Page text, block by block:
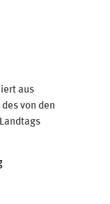
aus
von den